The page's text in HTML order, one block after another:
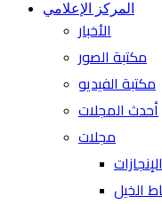
المركز الإعلامي
الأخبار
مكتبة الصور
مكتبة الفيديو
أحدث المجلات
مجلات
الخيل